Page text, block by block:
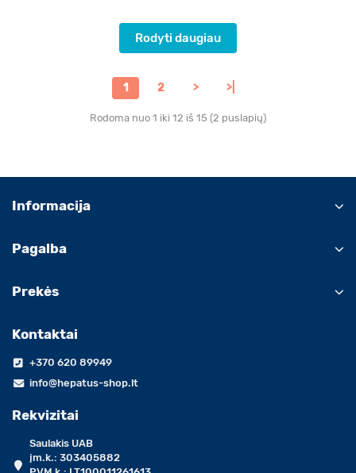
Rodyti daugiau
1 2 > >|
Rodoma nuo 1 iki 12 iš 15 (2 puslapių)
Informacija
Pagalba
Prekės
Kontaktai
+370 620 89949
info@hepatus-shop.lt
Rekvizitai
Saulakis UAB
įm.k.: 303405882